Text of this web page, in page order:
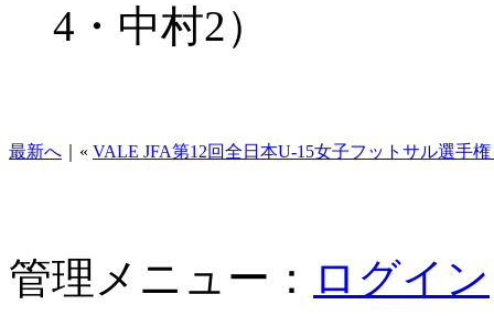
4・中村2）
最新へ ｜« VALE JFA第12回全日本U-15女子フットサル選手
管理メニュー： ログイン